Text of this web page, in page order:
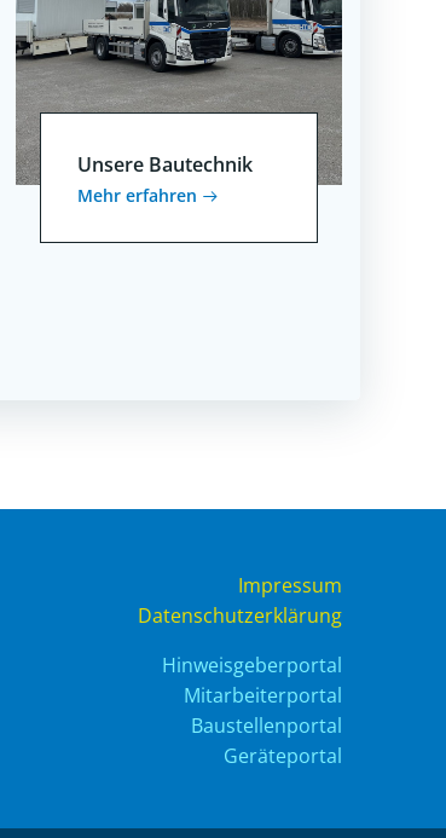
Unsere Bautechnik
Mehr erfahren
Impressum
Datenschutzerklärung
Hinweisgeberportal
Mitarbeiterportal
Baustellenportal
Geräteportal